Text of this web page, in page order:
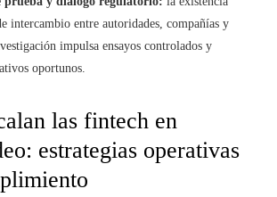
intercambio entre autoridades, compañías y
impulsa ensayos controlados y
oportunos.
las fintech en
estrategias operativas